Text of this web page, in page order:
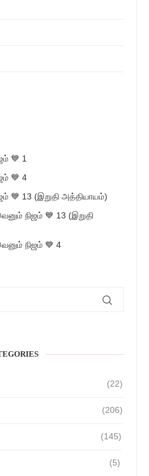
💙 1
💙 4
💙 13 (இறுதி அத்தியாயம்)
நிஜம் 💙 13 (இறுதி
நிஜம் 💙 4
(22)
(206)
(145)
(5)